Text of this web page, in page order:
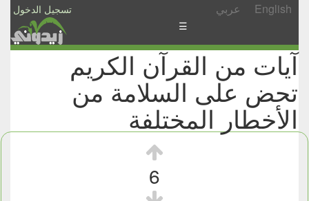
تسجيل الدخول عربي English
الأخبار
والمشاركات
الأبجدي
☰
آيات من القرآن الكريم
تحض على السلامة من
الأخطار المختلفة
6